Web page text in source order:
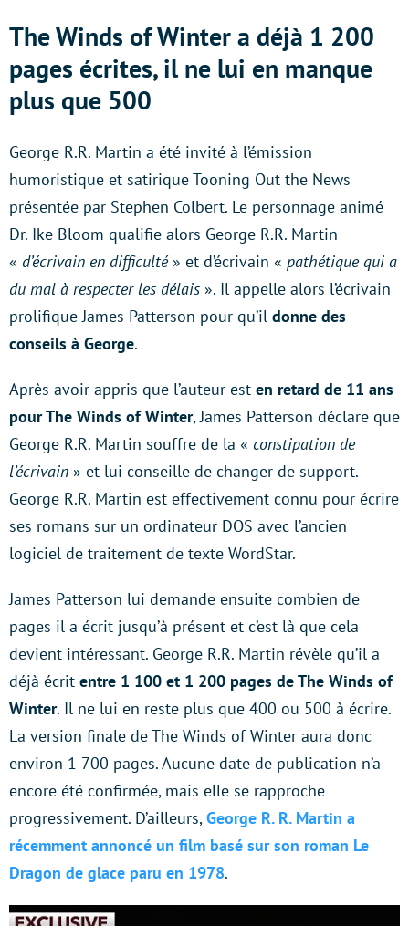
The Winds of Winter a déjà 1 200
pages écrites, il ne lui en manque
plus que 500
George R.R. Martin a été invité à l’émission
humoristique et satirique Tooning Out the News
présentée par Stephen Colbert. Le personnage animé
Dr. Ike Bloom qualifie alors George R.R. Martin
« d’écrivain en difficulté» et d’écrivain « pathétique qui a
du mal à respecter les délais ». Il appelle alors l’écrivain
prolifique James Patterson pour qu’il donne des
conseils à George.
Après avoir appris que l’auteur est en retard de 11 ans
pour The Winds of Winter, James Patterson déclare que
George R.R. Martin souffre de la « constipation de
l’écrivain » et lui conseille de changer de support.
George R.R. Martin est effectivement connu pour écrire
ses romans sur un ordinateur DOS avec l’ancien
logiciel de traitement de texte WordStar.
James Patterson lui demande ensuite combien de
pages il a écrit jusqu’à présent et c’est là que cela
devient intéressant. George R.R. Martin révèle qu’il a
déjà écrit entre 1 100 et 1 200 pages de The Winds of
Winter. Il ne lui en reste plus que 400 ou 500 à écrire.
La version finale de The Winds of Winter aura donc
environ 1 700 pages. Aucune date de publication n’a
encore été confirmée, mais elle se rapproche
progressivement. D’ailleurs,George R. R. Martin a
récemment annoncé un film basé sur son roman Le
Dragon de glace paru en 1978.